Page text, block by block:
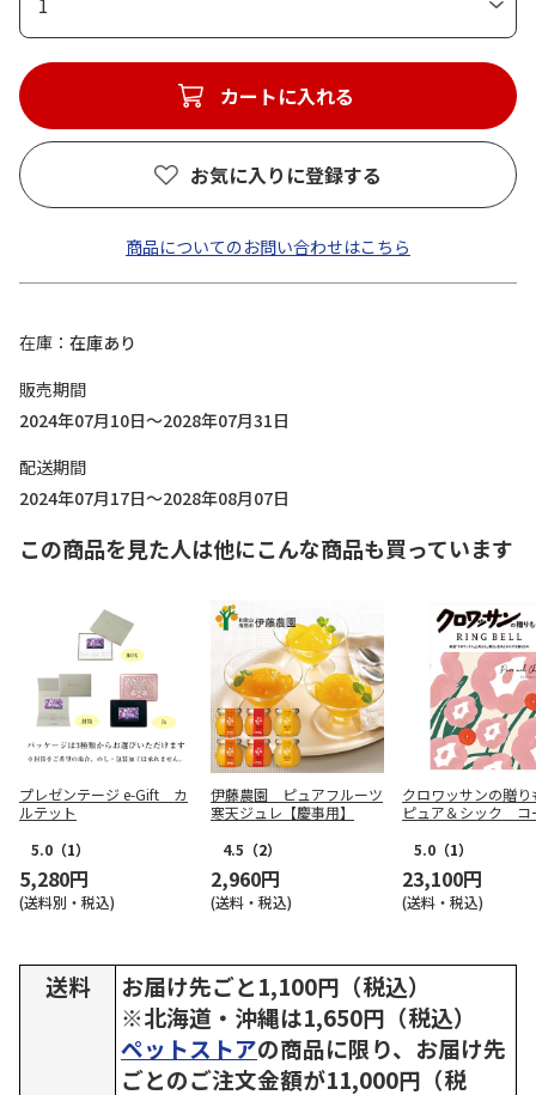
カートに入れる
お気に入りに登録する
商品についてのお問い合わせはこちら
在庫
在庫あり
販売期間
2024年07月10日～2028年07月31日
配送期間
2024年07月17日～2028年08月07日
この商品を見た人は他にこんな商品も買っています
プレゼンテージ e-Gift カ
ルテット
5.0 （1）
5,280円
(送料別・税込)
伊藤農園 ピュアフルーツ
寒天ジュレ【慶事用】
4.5 （2）
2,960円
(送料・税込)
クロワッサンの贈
ピュア＆シック コ
5.0 （1）
23,100円
(送料・税込)
送料
お届け先ごと1,100円（税込）
※北海道・沖縄は1,650円（税込）
ペットストアの商品に限り、お届け先
ごとのご注文金額が11,000円（税